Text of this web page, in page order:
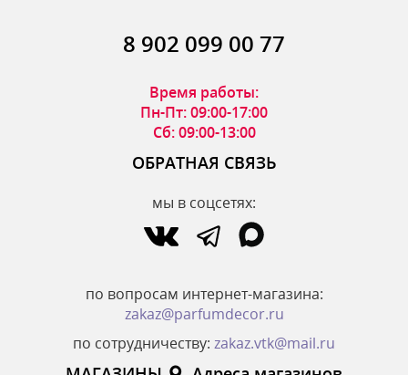
8 902 099 00 77
Время работы:
Пн-Пт: 09:00-17:00
Сб: 09:00-13:00
ОБРАТНАЯ СВЯЗЬ
мы в соцсетях:
по вопросам интернет-магазина:
zakaz@parfumdecor.ru
по сотрудничеству: zakaz.vtk@mail.ru